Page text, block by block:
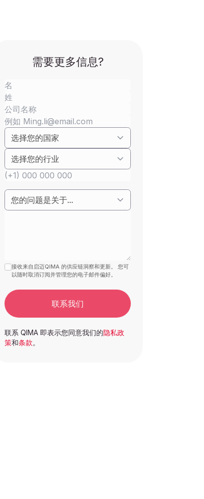
需要更多信息?
接收来自启迈QIMA 的供应链洞察和更新。 您可
以随时取消订阅并管理您的电子邮件偏好。
联系我们
联系 QIMA 即表示您同意我们的隐私政
策和条款。